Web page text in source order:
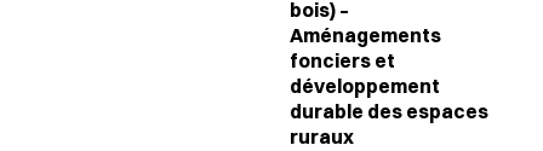
bois) –
Aménagements
fonciers et
développement
durable des espaces
ruraux